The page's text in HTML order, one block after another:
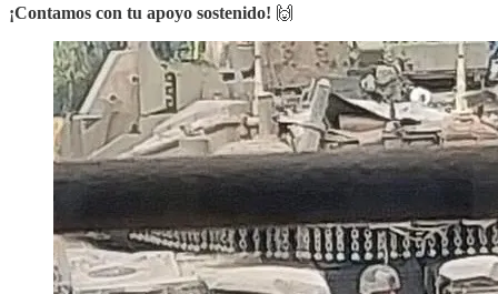
¡Contamos con tu apoyo sostenido! 🙌